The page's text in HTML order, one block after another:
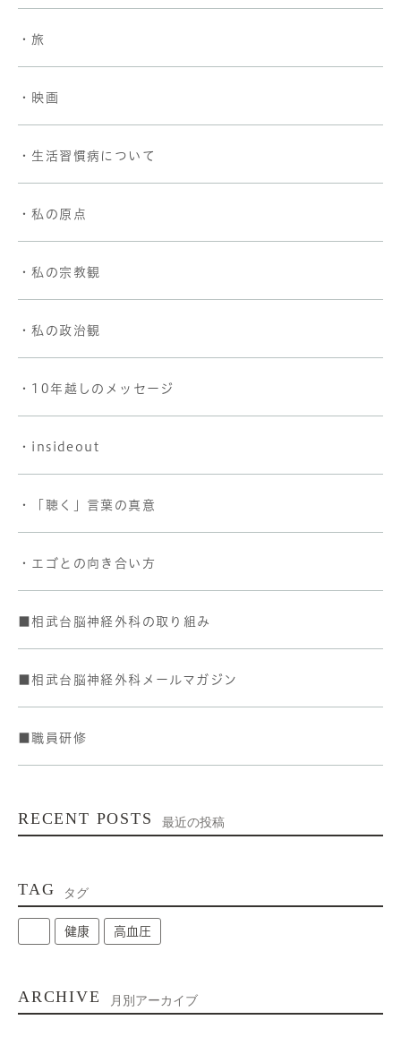
・旅
・映画
・生活習慣病について
・私の原点
・私の宗教観
・私の政治観
・10年越しのメッセージ
・insideout
・「聴く」言葉の真意
・エゴとの向き合い方
■相武台脳神経外科の取り組み
■相武台脳神経外科メールマガジン
■職員研修
RECENT POSTS 最近の投稿
TAG タグ
健康 高血圧
ARCHIVE 月別アーカイブ